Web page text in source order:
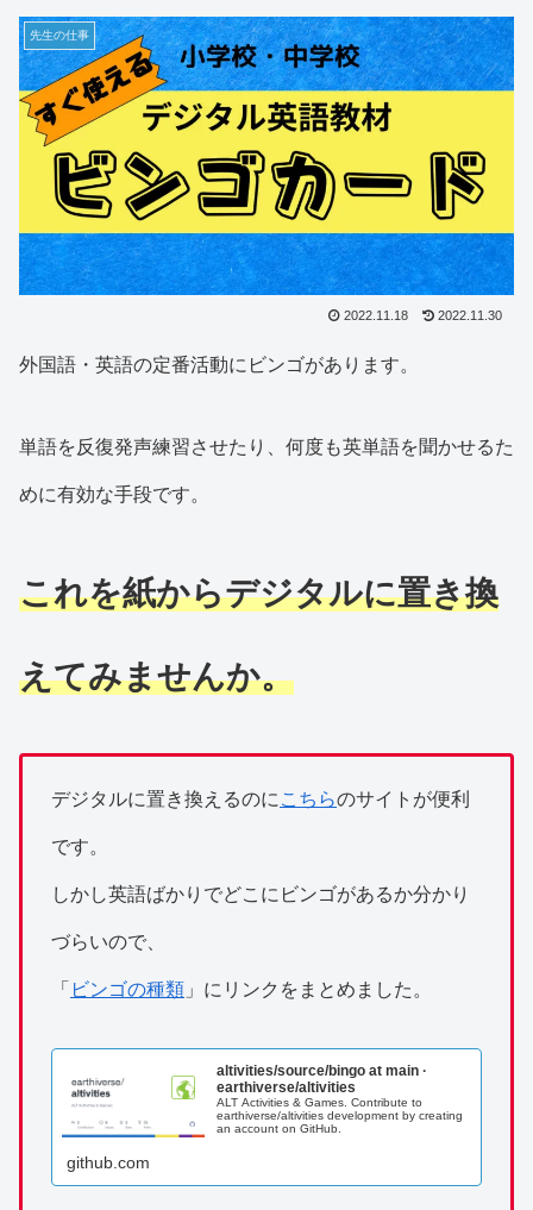
先生の仕事
2022.11.18 2022.11.30
外国語・英語の定番活動にビンゴがあります。
単語を反復発声練習させたり、何度も英単語を聞かせるた
めに有効な手段です。
これを紙からデジタルに置き換
えてみませんか。
デジタルに置き換えるのに こちらのサイトが便利
です。
しかし英語ばかりでどこにビンゴがあるか分かり
づらいので、
「 ビンゴの種類 」にリンクをまとめました。
altivities/source/bingo at main ·
earthiverse/altivities
ALT Activities & Games. Contribute to
earthiverse/altivities development by creating
an account on GitHub.
github.com